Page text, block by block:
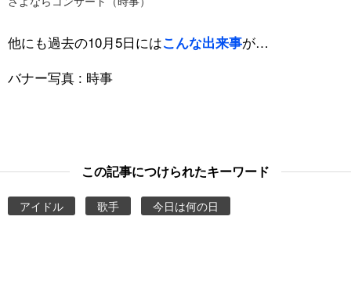
他にも過去の10月5日にはこんな出来事が…
バナー写真 : 時事
この記事につけられたキーワード
アイドル 歌手 今日は何の日